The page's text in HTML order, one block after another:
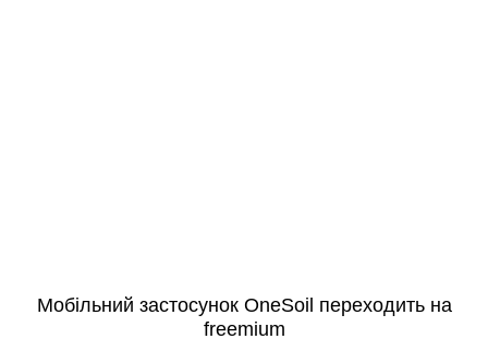
Мобільний застосунок OneSoil переходить на
freemium